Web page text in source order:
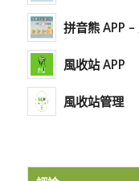
拼音熊 APP
風收站 APP
風收站管理